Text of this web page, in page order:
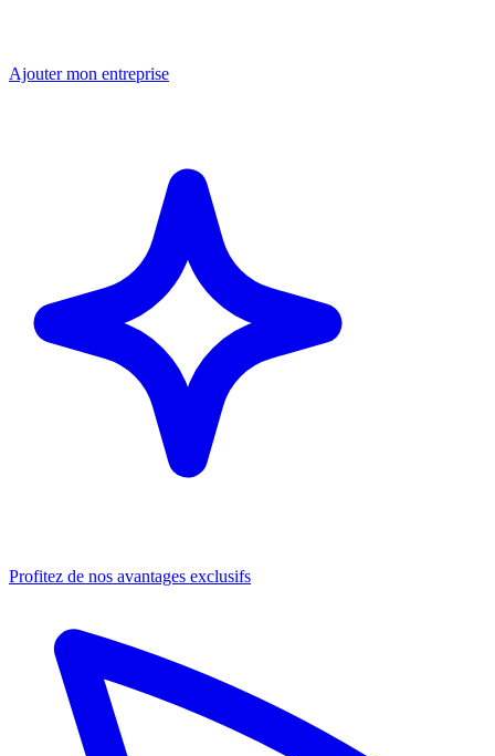
Ajouter mon entreprise
Profitez de nos avantages exclusifs